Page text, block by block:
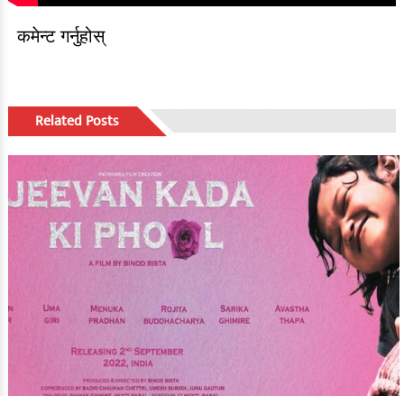
कमेन्ट गर्नुहोस्
Related Posts